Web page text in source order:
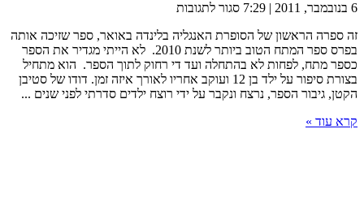
6 בנובמבר, 2011 | 7:29 סגור לתגובות
לאדמה
בלינדה
באואר
זה ספרה הראשון של הסופרת האנגליה בלינדה באואר, ספר שזיכה אותה
בפרס ספר המתח הטוב ביותר לשנת 2010. לא הייתי מגדיר את הספר
כספר מתח, לפחות לא בהתחלה ועד די רחוק לתוך הספר. הוא מתחיל
בצורת סיפור על ילד בן 12 ועוקב אחריו לאורך איזה זמן. דודו של סטיבן
הקטן, גיבור הספר, נרצח ונקבר על ידי רוצח ילדים סדרתי לפני שנים ...
קרא עוד »